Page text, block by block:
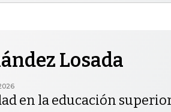
Losada
en la educación